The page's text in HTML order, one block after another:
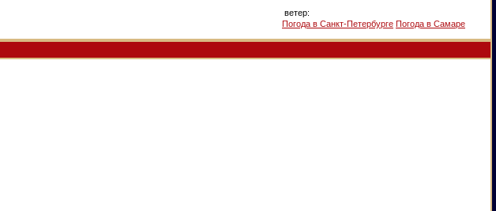
ветер:
Погода в Санкт-Петербурге Погода в Самаре